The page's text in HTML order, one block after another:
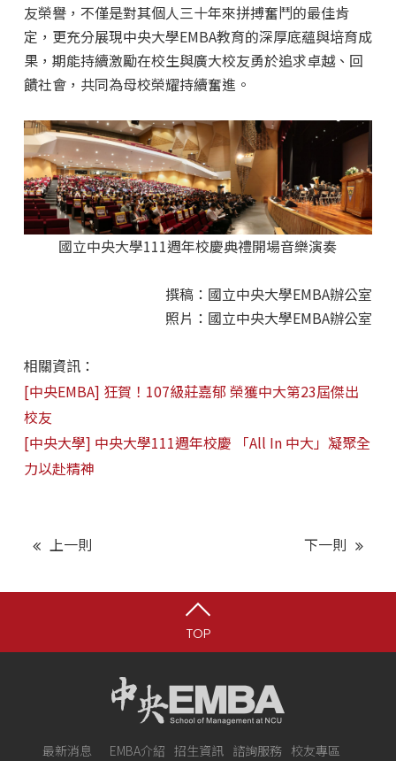
友榮譽，不僅是對其個人三十年來拼搏奮鬥的最佳肯
定，更充分展現中央大學EMBA教育的深厚底蘊與培育成
果，期能持續激勵在校生與廣大校友勇於追求卓越、回
饋社會，共同為母校榮耀持續奮進。
國立中央大學111週年校慶典禮開場音樂演奏
撰稿：國立中央大學EMBA辦公室
照片：國立中央大學EMBA辦公室
相關資訊：
[中央EMBA] 狂賀！107級莊嘉郁 榮獲中大第23屆傑出
校友
[中央大學] 中央大學111週年校慶 「All In 中大」凝聚全
力以赴精神
上一則 下一則
TOP
最新消息 EMBA介紹 招生資訊 諮詢服務 校友專區